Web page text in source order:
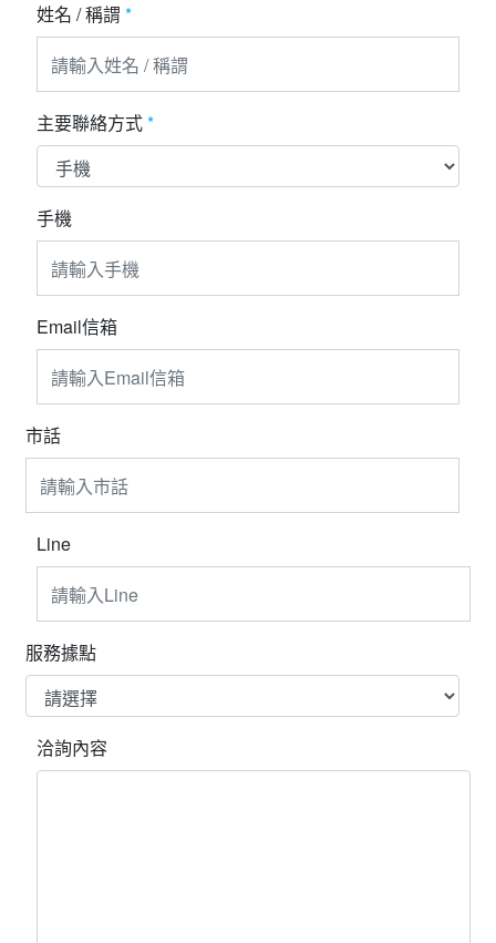
自由行
姓名 / 稱謂 *
主要聯絡方式*
手機
Email信箱
市話
Line
服務據點
洽詢內容